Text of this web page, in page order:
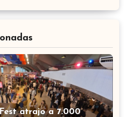
atrajo a 7.000